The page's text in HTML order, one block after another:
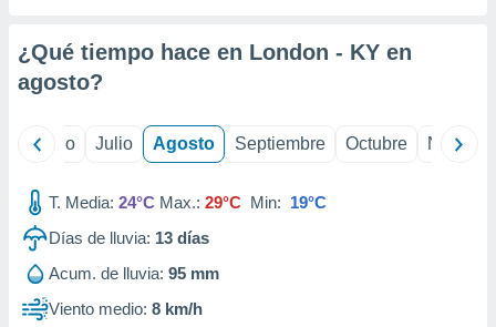
e
mediante
publicidad
publicidad
de
¿Qué tiempo hace en London - KY en
agosto?
Junio Julio Agosto Septiembre Octubre
T. Media: 24°C Max.: 29°C Min: 19°C
Días de lluvia: 13 días
Acum. de lluvia: 95 mm
Viento medio: 8 km/h